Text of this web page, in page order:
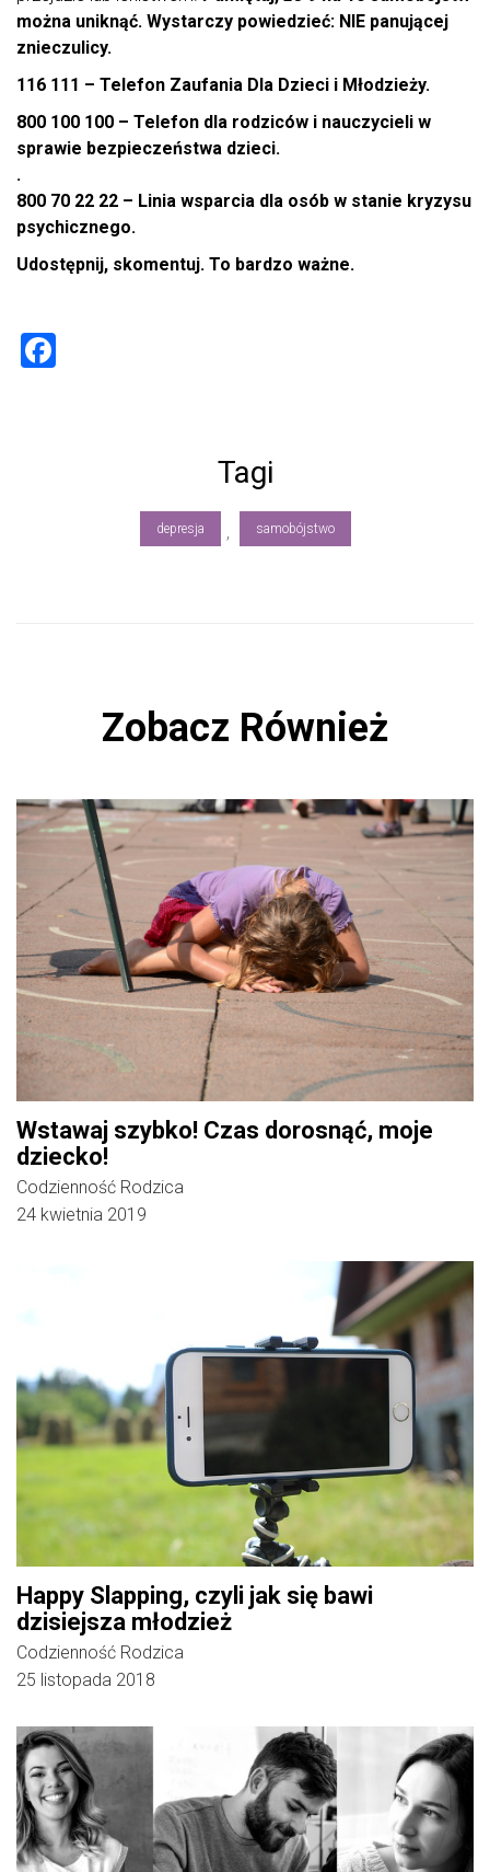
można uniknąć. Wystarczy powiedzieć: NIE panującej
znieczulicy.
116 111 – Telefon Zaufania Dla Dzieci i Młodzieży.
800 100 100 – Telefon dla rodziców i nauczycieli w
sprawie bezpieczeństwa dzieci.
.
800 70 22 22 – Linia wsparcia dla osób w stanie kryzysu
psychicznego.
Udostępnij, skomentuj. To bardzo ważne.
Tagi
depresja , samobójstwo
Zobacz Również
Wstawaj szybko! Czas dorosnąć, moje
dziecko!
Codzienność Rodzica
24 kwietnia 2019
Happy Slapping, czyli jak się bawi
dzisiejsza młodzież
Codzienność Rodzica
25 listopada 2018